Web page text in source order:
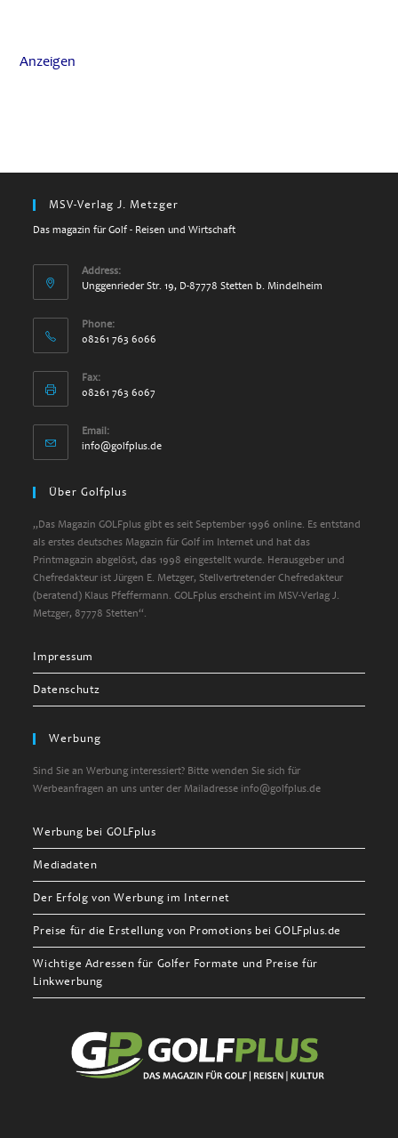
Anzeigen
MSV-Verlag J. Metzger
Das magazin für Golf - Reisen und Wirtschaft
Address:
Unggenrieder Str. 19, D-87778 Stetten b. Mindelheim
Phone:
08261 763 6066
Fax:
08261 763 6067
Email:
info@golfplus.de
Über Golfplus
„Das Magazin GOLFplus gibt es seit September 1996 online. Es entstand
als erstes deutsches Magazin für Golf im Internet und hat das
Printmagazin abgelöst, das 1998 eingestellt wurde. Herausgeber und
Chefredakteur ist Jürgen E. Metzger, Stellvertretender Chefredakteur
(beratend) Klaus Pfeffermann. GOLFplus erscheint im MSV-Verlag J.
Metzger, 87778 Stetten“.
Impressum
Datenschutz
Werbung
Sind Sie an Werbung interessiert? Bitte wenden Sie sich für
Werbeanfragen an uns unter der Mailadresse info@golfplus.de
Werbung bei GOLFplus
Mediadaten
Der Erfolg von Werbung im Internet
Preise für die Erstellung von Promotions bei GOLFplus.de
Wichtige Adressen für Golfer Formate und Preise für
Linkwerbung